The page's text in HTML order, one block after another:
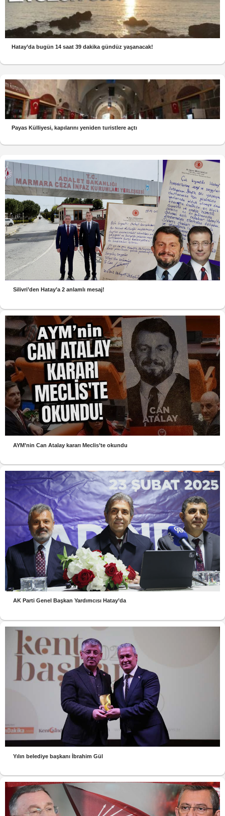
Hatay’da bugün 14 saat 39 dakika gündüz yaşanacak!
Payas Külliyesi, kapılarını yeniden turistlere açtı
Silivri’den Hatay’a 2 anlamlı mesaj!
AYM’nin Can Atalay kararı Meclis’te okundu
AK Parti Genel Başkan Yardımcısı Hatay’da
Yılın belediye başkanı İbrahim Gül